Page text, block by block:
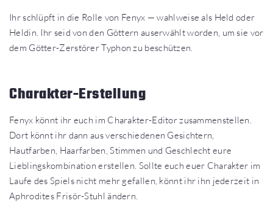
Ihr schlüpft in die Rolle von Fenyx — wahlweise als Held oder
Heldin. Ihr seid von den Göttern auserwählt worden, um sie vor
dem Götter-Zerstörer Typhon zu beschützen.
Charakter-Erstellung
Fenyx könnt ihr euch im Charakter-Editor zusammenstellen.
Dort könnt ihr dann aus verschiedenen Gesichtern,
Hautfarben, Haarfarben, Stimmen und Geschlecht eure
Lieblingskombination erstellen. Sollte euch euer Charakter im
Laufe des Spiels nicht mehr gefallen, könnt ihr ihn jederzeit in
Aphrodites Frisör-Stuhl ändern.